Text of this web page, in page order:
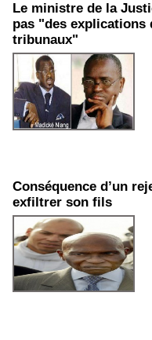
Le ministre de la
pas "des explications
tribunaux"
Conséquence d’un
exfiltrer son fils